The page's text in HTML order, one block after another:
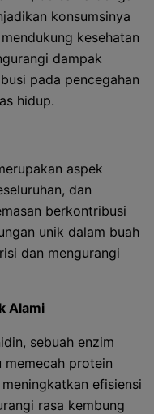
konsumsinya
kesehatan
dampak
pada pencegahan
hidup.
aspek
dan
berkontribusi
unik dalam buah
dan mengurangi
Alami
sebuah enzim
protein
efisiensi
rasa kembung